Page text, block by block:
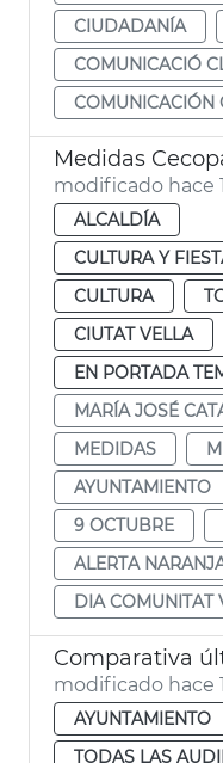
CIUDADANÍA
COMUNICACIÓ
COMUNICACIÓN
modificado hace
ALCALDÍA
CULTURA Y
CULTURA
CIUTAT VELLA
EN PORTADA
MARÍA JOSÉ
MEDIDAS
AYUNTAMIENTO
9 OCTUBRE
ALERTA
DIA COMUNITAT
modificado hace
AYUNTAMIENTO
TODAS LAS